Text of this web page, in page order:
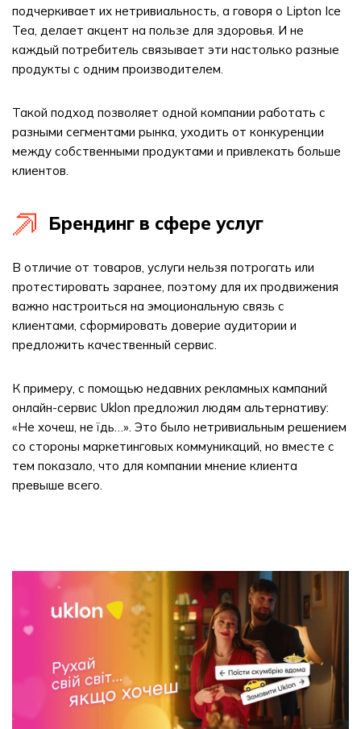
подчеркивает их нетривиальность, а говоря о Lipton Ice
Tea, делает акцент на пользе для здоровья. И не
каждый потребитель связывает эти настолько разные
продукты с одним производителем.
Такой подход позволяет одной компании работать с
разными сегментами рынка, уходить от конкуренции
между собственными продуктами и привлекать больше
клиентов.
Брендинг в сфере услуг
В отличие от товаров, услуги нельзя потрогать или
протестировать заранее, поэтому для их продвижения
важно настроиться на эмоциональную связь с
клиентами, сформировать доверие аудитории и
предложить качественный сервис.
К примеру, с помощью недавних рекламных кампаний
онлайн-сервис Uklon предложил людям альтернативу:
«Не хочеш, не їдь…». Это было нетривиальным решением
со стороны маркетинговых коммуникаций, но вместе с
тем показало, что для компании мнение клиента
превыше всего.